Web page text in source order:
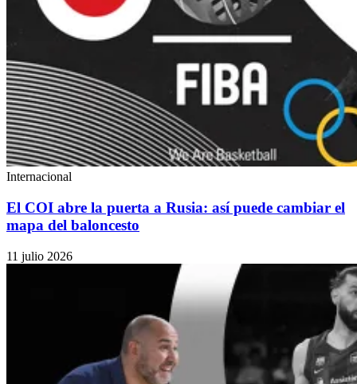
Internacional
El COI abre la puerta a Rusia: así puede cambiar el
mapa del baloncesto
11 julio 2026